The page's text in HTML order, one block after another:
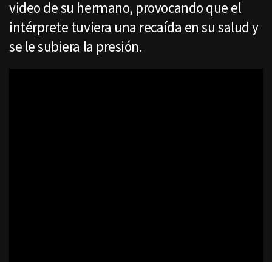
video de su hermano, provocando que el
intérprete tuviera una recaída en su salud y
se le subiera la presión.